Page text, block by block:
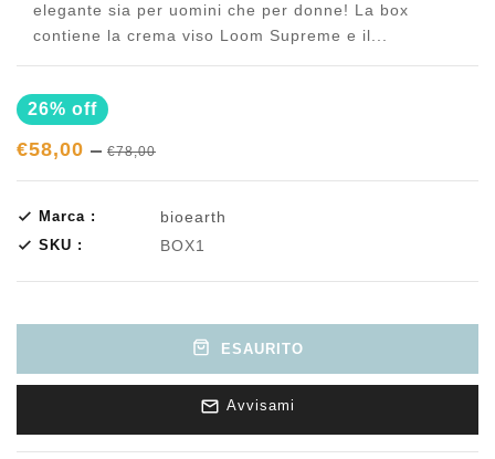
elegante sia per uomini che per donne! La box
contiene la crema viso Loom Supreme e il...
26% off
€58,00 €78,00
Marca : bioearth
SKU : BOX1
ESAURITO
Avvisami